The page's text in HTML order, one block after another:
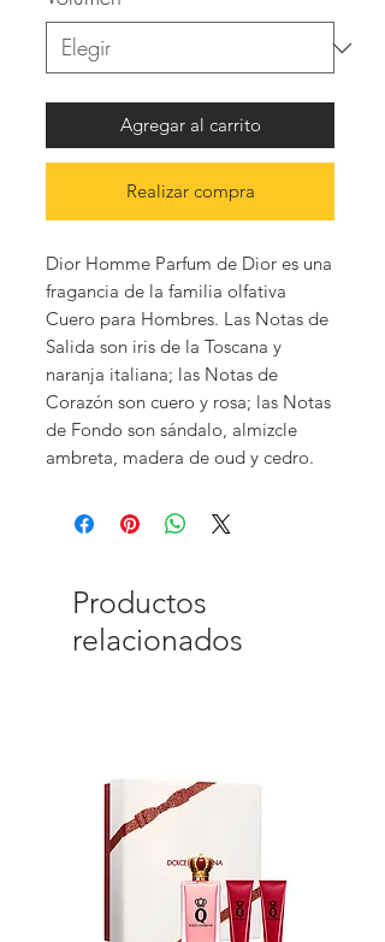
Agregar al carrito
Realizar compra
Dior Homme Parfum de Dior es una
fragancia de la familia olfativa
Cuero para Hombres. Las Notas de
Salida son iris de la Toscana y
naranja italiana; las Notas de
Corazón son cuero y rosa; las Notas
de Fondo son sándalo, almizcle
ambreta, madera de oud y cedro.
Productos
relacionados